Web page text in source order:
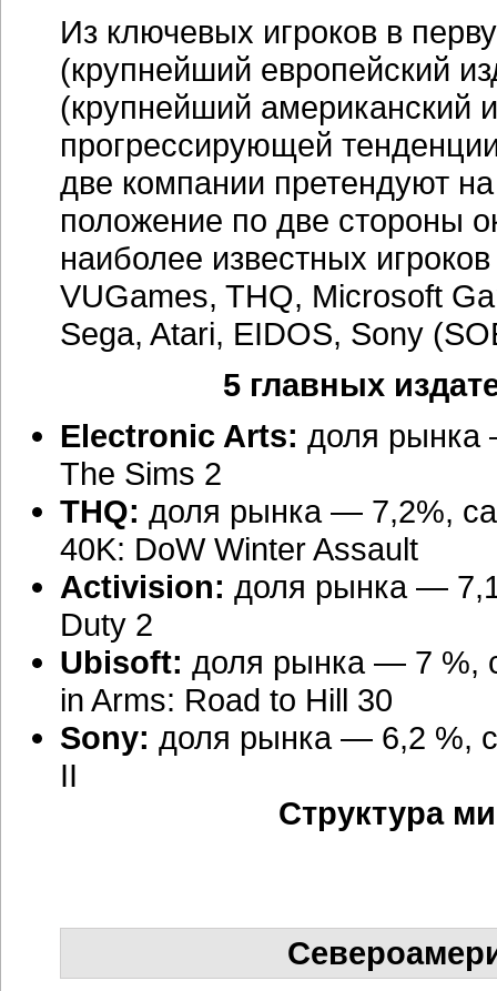
Из ключевых игроков в
(крупнейший европейский
(крупнейший американский
прогрессирующей
две компании претендуют
положение по две стороны
наиболее известных
VUGames, THQ, Microsoft
Sega, Atari, EIDOS, Sony
5 главных
Electronic Arts: доля рынка
The Sims 2
THQ: доля рынка — 7,2%,
40K: DoW Winter Assault
Activision: доля рынка —
Duty 2
Ubisoft: доля рынка — 7 %,
in Arms: Road to Hill 30
Sony: доля рынка — 6,2 %,
II
Структура